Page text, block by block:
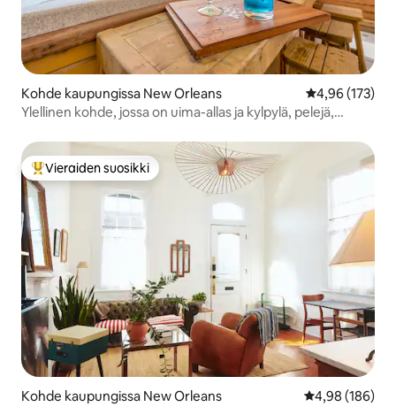
Kohde kaupungissa New Orleans
4,96 (173)
Ylellinen kohde, jossa on uima-allas ja kylpylä, pelejä,
Vieraiden suosikkien parhaimmistoa
Vieraiden suosikki
Kohde kaupungissa New Orleans
4,98 (186)